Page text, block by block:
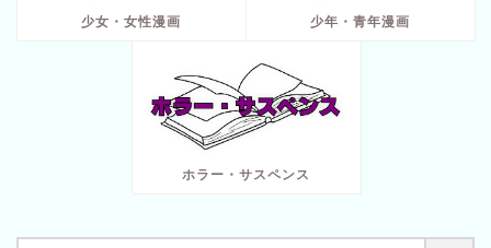
少女・女性漫画 少年・青年漫画
ホラー・サスペンス